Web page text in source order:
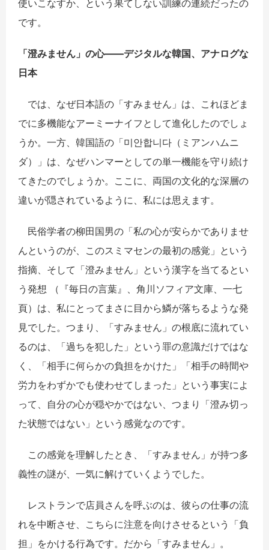
使いこなすか、という果てしない訓練の連続だったの
です。
「澄みません」の心――デジタルな韓国、アナログな
日本
では、なぜ日本語の「すみません」は、これほどま
でに多機能なアーミーナイフとして進化したのでしょ
うか。一方、韓国語の「미안합니다（ミアンハムニ
ダ）」は、なぜハンマーとしての単一機能を守り続け
てきたのでしょうか。ここに、両国の文化的な深層の
違いが隠されているように、私には思えます。
民俗学者の柳田国男の「私の心が安らかでありませ
んというのが、このスミマセンの最初の感覚」という
指摘、そして「澄みません」という漢字を当てるとい
う発想 （『毎日の言葉』、角川ソフィア文庫、一七
頁）は、私にとってまさに目から鱗が落ちるような発
見でした。つまり、「すみません」の根底に流れてい
るのは、「過ちを犯した」という罪の意識だけではな
く、「相手に何らかの負担をかけた」「相手の時間や
労力をわずかでも使わせてしまった」という事実によ
って、自分の心が穏やかではない、つまり「澄み切っ
た状態ではない」という感覚なのです。
この感覚を理解したとき、「すみません」が持つ多
義性の謎が、一気に解けていくようでした。
レストランで店員さんを呼ぶのは、彼らの仕事の流
れを中断させ、こちらに注意を向けさせるという「負
担」をかける行為です。だから「すみません」。